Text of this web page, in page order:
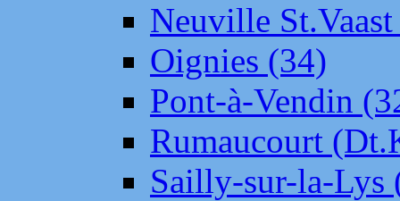
Neuville
Oignies (34)
Pont-à-Vendin
Rumaucourt
Sailly-sur-la-Lys